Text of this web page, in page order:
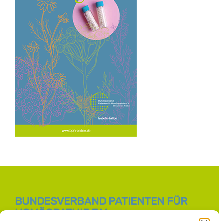
BUNDESVERBAND PATIENTEN FÜR
HOMÖOPATHIE E.V.